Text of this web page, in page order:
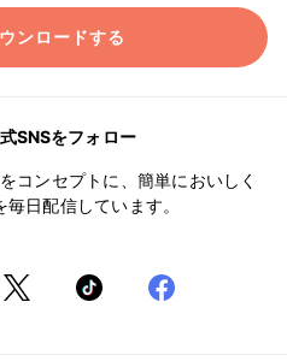
ンロードする
SNSをフォロー
コンセプトに、簡単においしく
日配信しています。